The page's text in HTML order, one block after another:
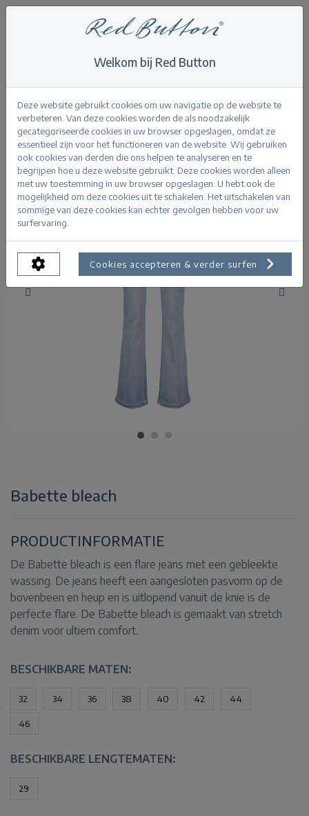
Never out of stock > Babette bleach
Terug
Babette bleach
PRODUCTINFORMATIE
De Babette bleach is een flare jeans met een gebleekte
wassing. De jeans heeft een aangesloten pasvorm op de
bovenbeen en heup en is uitlopend vanuit de knie is de
perfecte flare. De Babette bleach is gemaakt van stretch
denim voor ultiem comfort.
BESCHIKBARE MATEN:
32 34 36 38 40 42 44
46
BESCHIKBARE LENGTEMATEN:
29
Welkom bij Red Button
Deze website gebruikt cookies om uw navigatie op de website te
verbeteren. Van deze cookies worden de als noodzakelijk
gecategoriseerde cookies in uw browser opgeslagen, omdat ze
essentieel zijn voor het functioneren van de website. Wij gebruiken
ook cookies van derden die ons helpen te analyseren en te
begrijpen hoe u deze website gebruikt. Deze cookies worden alleen
met uw toestemming in uw browser opgeslagen. U hebt ook de
mogelijkheid om deze cookies uit te schakelen. Het uitschakelen van
sommige van deze cookies kan echter gevolgen hebben voor uw
surfervaring.
Cookies accepteren & verder surfen